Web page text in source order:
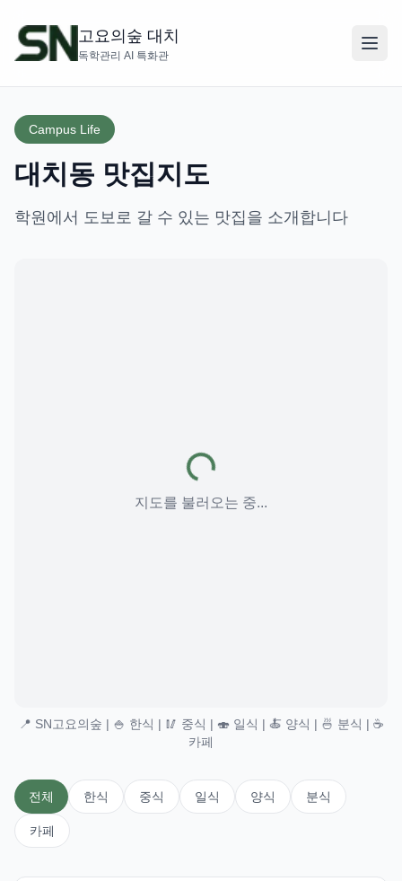
고요의숲 대치
독학관리 AI 특화관
Campus Life
대치동 맛집지도
학원에서 도보로 갈 수 있는 맛집을 소개합니다
지도를 불러오는 중...
📍 SN고요의숲 | 🍚 한식 | 🥢 중식 | 🍣 일식 | 🍝 양식 | 🍜 분식 | ☕
카페
전체 한식 중식 일식 양식 분식
카페